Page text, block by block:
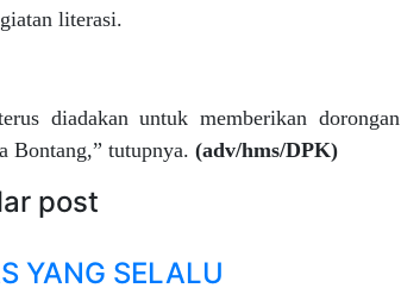
literasi.
diadakan untuk memberikan dorongan
Bontang,” tutupnya. (adv/hms/DPK)
post
YANG SELALU